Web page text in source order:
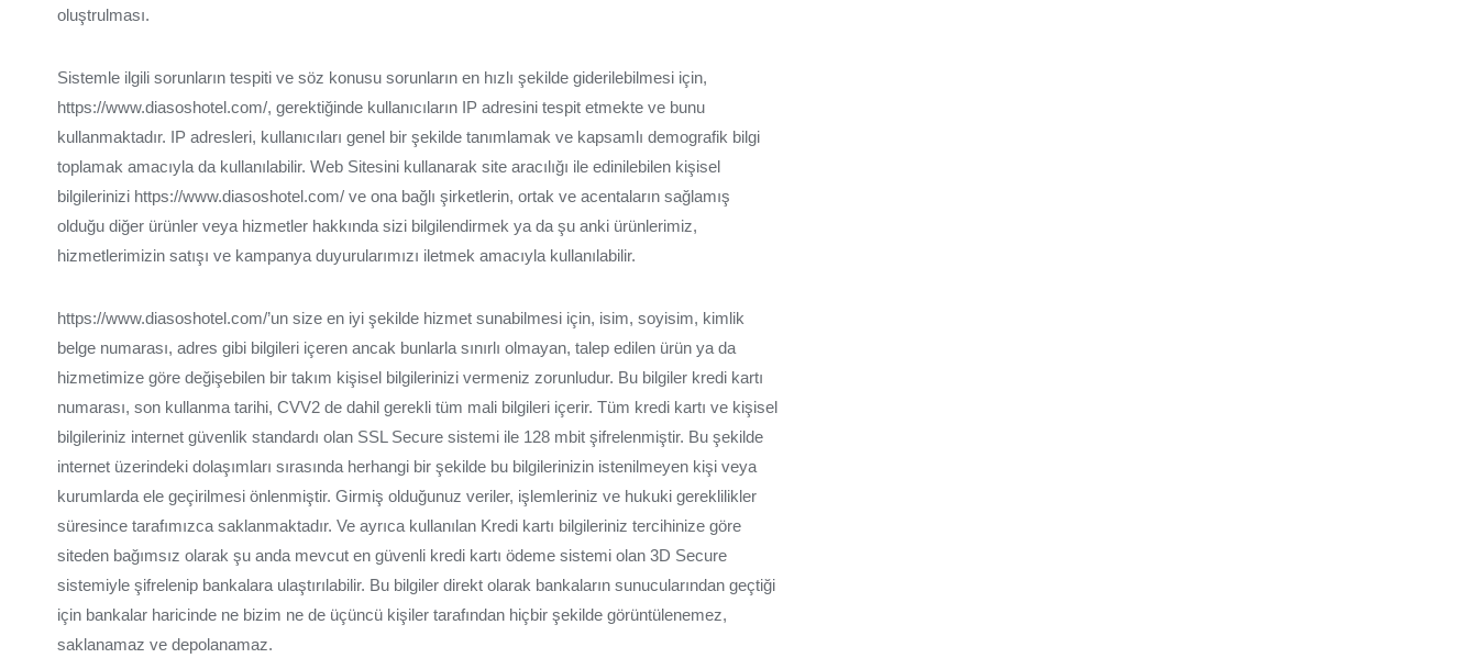
oluştrulması.
Sistemle ilgili sorunların tespiti ve söz konusu sorunların en hızlı şekilde giderilebilmesi için,
https://www.diasoshotel.com/, gerektiğinde kullanıcıların IP adresini tespit etmekte ve bunu
kullanmaktadır. IP adresleri, kullanıcıları genel bir şekilde tanımlamak ve kapsamlı demografik bilgi
toplamak amacıyla da kullanılabilir. Web Sitesini kullanarak site aracılığı ile edinilebilen kişisel
bilgilerinizi https://www.diasoshotel.com/ ve ona bağlı şirketlerin, ortak ve acentaların sağlamış
olduğu diğer ürünler veya hizmetler hakkında sizi bilgilendirmek ya da şu anki ürünlerimiz,
hizmetlerimizin satışı ve kampanya duyurularımızı iletmek amacıyla kullanılabilir.
https://www.diasoshotel.com/’un size en iyi şekilde hizmet sunabilmesi için, isim, soyisim, kimlik
belge numarası, adres gibi bilgileri içeren ancak bunlarla sınırlı olmayan, talep edilen ürün ya da
hizmetimize göre değişebilen bir takım kişisel bilgilerinizi vermeniz zorunludur. Bu bilgiler kredi kartı
numarası, son kullanma tarihi, CVV2 de dahil gerekli tüm mali bilgileri içerir. Tüm kredi kartı ve kişisel
bilgileriniz internet güvenlik standardı olan SSL Secure sistemi ile 128 mbit şifrelenmiştir. Bu şekilde
internet üzerindeki dolaşımları sırasında herhangi bir şekilde bu bilgilerinizin istenilmeyen kişi veya
kurumlarda ele geçirilmesi önlenmiştir. Girmiş olduğunuz veriler, işlemleriniz ve hukuki gereklilikler
süresince tarafımızca saklanmaktadır. Ve ayrıca kullanılan Kredi kartı bilgileriniz tercihinize göre
siteden bağımsız olarak şu anda mevcut en güvenli kredi kartı ödeme sistemi olan 3D Secure
sistemiyle şifrelenip bankalara ulaştırılabilir. Bu bilgiler direkt olarak bankaların sunucularından geçtiği
için bankalar haricinde ne bizim ne de üçüncü kişiler tarafından hiçbir şekilde görüntülenemez,
saklanamaz ve depolanamaz.